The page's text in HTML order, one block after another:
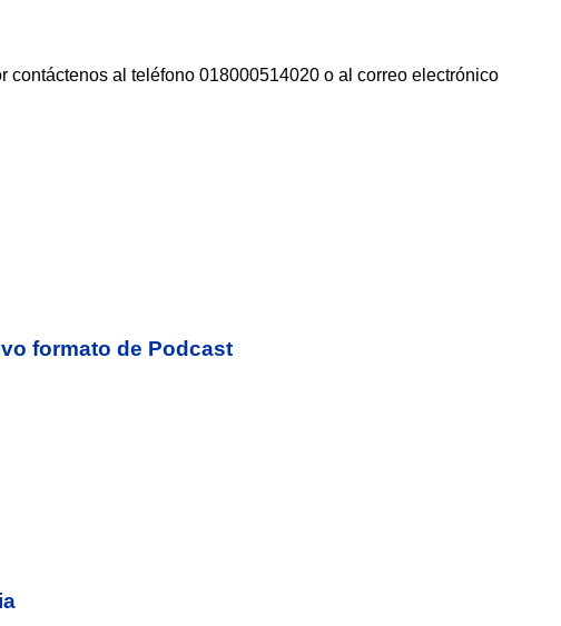
al teléfono 018000514020 o al correo electrónico
formato de Podcast